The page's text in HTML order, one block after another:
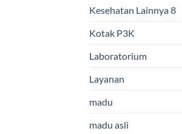
Kesehatan Lainnya 8
Kotak P3K
Laboratorium
Layanan
madu
madu asli